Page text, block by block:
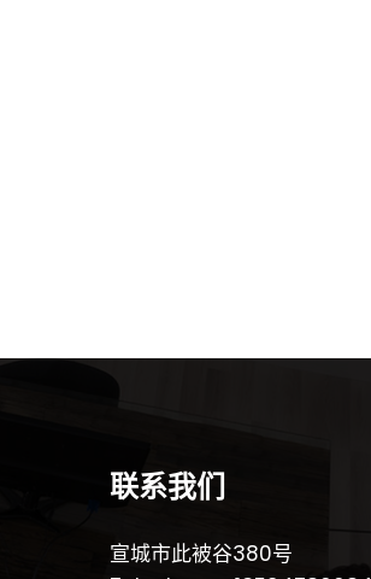
联系我们
宣城市此被谷380号